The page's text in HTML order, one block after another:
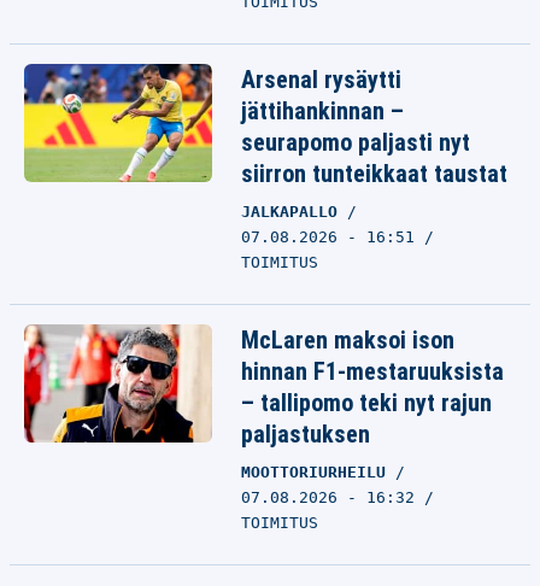
Arsenal rysäytti
jättihankinnan –
seurapomo paljasti nyt
siirron tunteikkaat taustat
JALKAPALLO
07.08.2026 - 16:51
TOIMITUS
McLaren maksoi ison
hinnan F1-mestaruuksista
– tallipomo teki nyt rajun
paljastuksen
MOOTTORIURHEILU
07.08.2026 - 16:32
TOIMITUS